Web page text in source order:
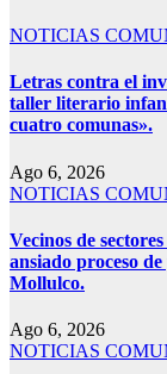
NOTICIAS
Letras contra el
taller literario
cuatro comunas».
Ago 6, 2026
NOTICIAS
Vecinos de
ansiado proceso
Mollulco.
Ago 6, 2026
NOTICIAS